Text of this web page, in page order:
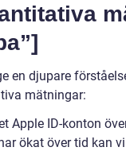
en djupare
mätningar:
Apple ID-konton
ökat över tid kan